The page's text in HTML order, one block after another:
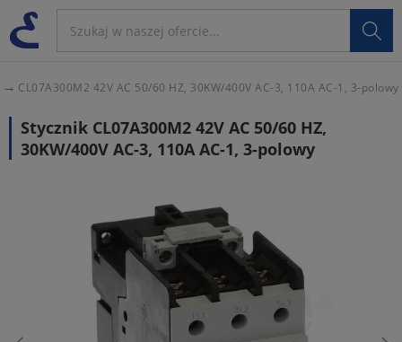

CL07A300M2 42V AC 50/60 HZ, 30KW/400V AC-3, 110A AC-1, 3-polowy
Stycznik CL07A300M2 42V AC 50/60 HZ,
30KW/400V AC-3, 110A AC-1, 3-polowy